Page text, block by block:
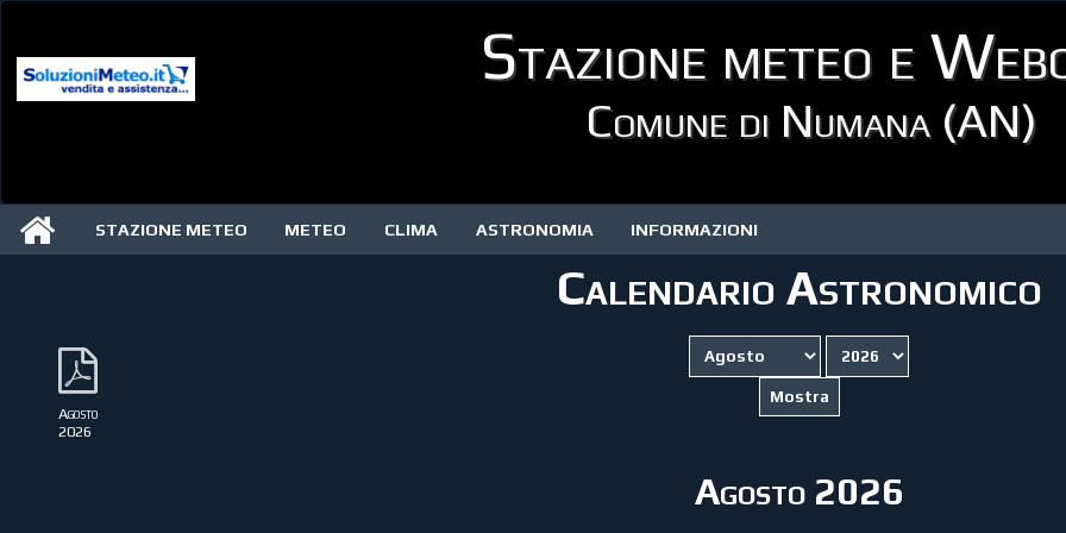
Stazione meteo e
Comune di Numana (AN)
STAZIONE METEO METEO CLIMA ASTRONOMIA INFORMAZIONI
Calendario Astronomico
Agosto
2026
Agosto 2026